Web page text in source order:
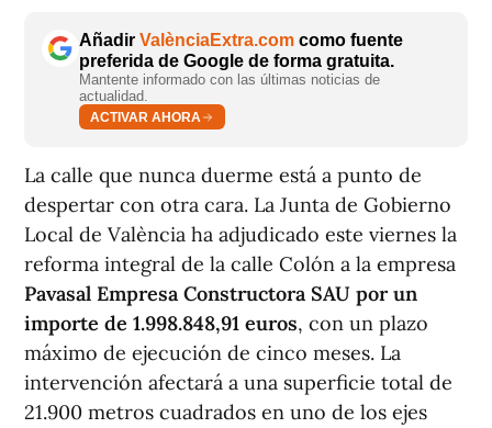
Añadir ValènciaExtra.com como fuente
preferida de Google de forma gratuita.
Mantente informado con las últimas noticias de
actualidad.
ACTIVAR AHORA
La calle que nunca duerme está a punto de
despertar con otra cara. La Junta de Gobierno
Local de València ha adjudicado este viernes la
reforma integral de la calle Colón a la empresa
Pavasal Empresa Constructora SAU por un
importe de 1.998.848,91 euros, con un plazo
máximo de ejecución de cinco meses. La
intervención afectará a una superficie total de
21.900 metros cuadrados en uno de los ejes